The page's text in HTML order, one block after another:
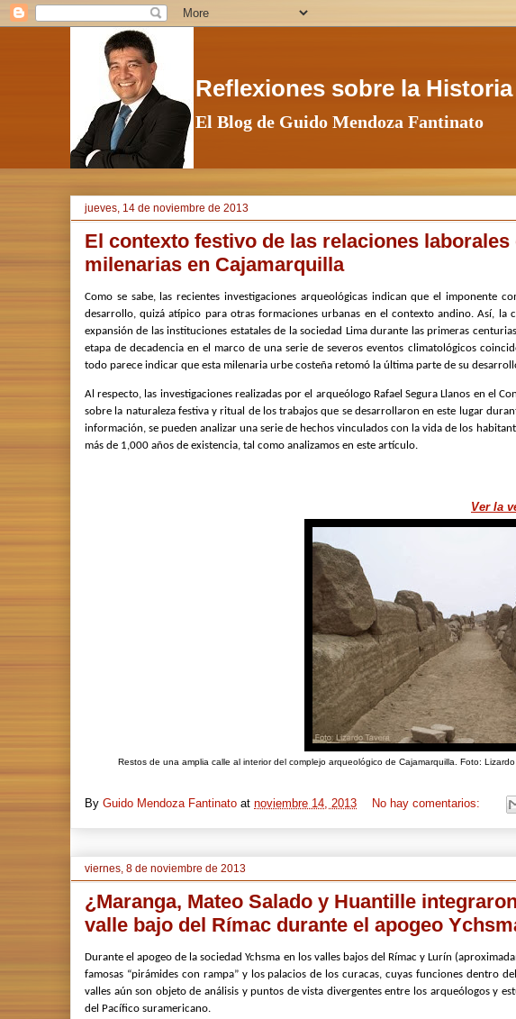
Reflexiones sobre la
El Blog de Guido Mendoza Fantinato
jueves, 14 de noviembre de 2013
El contexto festivo de las relaciones
milenarias en Cajamarquilla
Como se sabe, las recientes investigaciones arqueológicas indican que el imponente
desarrollo, quizá atípico para otras formaciones urbanas en el contexto andino. Así,
expansión de las instituciones estatales de la sociedad Lima durante las primeras
etapa de decadencia en el marco de una serie de severos eventos climatológicos
todo parece indicar que esta milenaria urbe costeña retomó la última parte de su
Al respecto, las investigaciones realizadas por el arqueólogo Rafael Segura Llanos en el
sobre la naturaleza festiva y ritual de los trabajos que se desarrollaron en este lugar
información, se pueden analizar una serie de hechos vinculados con la vida de los
más de 1,000 años de existencia, tal como analizamos en este artículo.
Ver la
Restos de una amplia calle al interior del complejo arqueológico de Cajamarquilla. Foto:
By Guido Mendoza Fantinato at noviembre 14, 2013 No hay comentarios:
viernes, 8 de noviembre de 2013
¿Maranga, Mateo Salado y Huantille
valle bajo del Rímac durante el apogeo
Durante el apogeo de la sociedad Ychsma en los valles bajos del Rímac y Lurín
famosas “pirámides con rampa” y los palacios de los curacas, cuyas funciones dentro
valles aún son objeto de análisis y puntos de vista divergentes entre los arqueólogos y
del Pacífico suramericano.